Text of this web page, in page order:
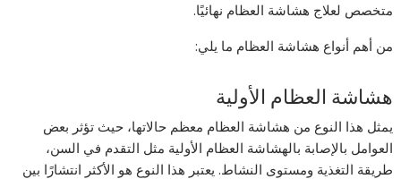
متخصص لعلاج هشاشة العظام نهائيًا.
من أهم أنواع هشاشة العظام ما يلي:
هشاشة العظام الأولية
يمثل هذا النوع من هشاشة العظام معظم حالاتها، حيث تؤثر بعض
العوامل بالإصابة بالهشاشة العظام الأولية مثل التقدم في السن،
طريقة التغذية ومستوى النشاط. يعتبر هذا النوع هو الأكثر انتشارًا بين